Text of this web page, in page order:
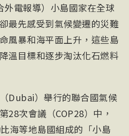
外電報導）小島國家在全球
最先感受到氣候變遷的災難
風暴和海平面上升，這些島
溫目標和逐步淘汰化石燃料
Dubai）舉行的聯合國氣候
28次會議（COP28）中，
海等地島國組成的「小島